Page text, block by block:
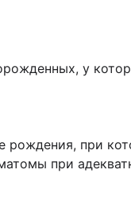
у
рождения, при
при